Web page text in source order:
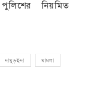
পুলিশের নিয়মিত
দামুড়হুদা মামলা